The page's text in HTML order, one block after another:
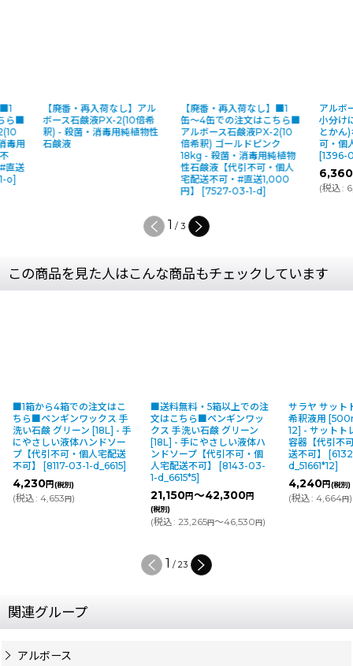
【廃番・再入荷なし】■1
缶〜4缶での注文はこちら■
アルボース石鹸液PX-2(10
倍希釈) 18kg - 殺菌・消毒用
可・個人宅配送不可・#直送
1,000円】
【廃番・再入荷なし】アル
ボース石鹸液PX-2(10倍希
釈) - 殺菌・消毒用純植物性
【廃番・再入
缶〜4缶での
アルボース石
倍希釈) ゴール
18kg - 殺菌・
性石鹸液【代
宅配送不可・
7527-
1 / 3
この商品を見た人はこんな商品もチェックしています
■1箱から4箱での注文はこ
ちら■ペンギンワックス 手
洗い石鹸 グリーン [18L] - 手
にやさしい液体ハンドソー
プ【代引不可・個人宅配送
不可】
[8117-03-1-d_6615]
4,230円(税別)
(税込: 4,653円)
■送料無料・5箱以上での注
文はこちら■ペンギンワッ
クス 手洗い石鹸 グリーン
[18L] - 手にやさしい液体ハ
ンドソープ【代引不可・個
人宅配送不可】
[8143-03-
1-d_6615*5]
21,150円～42,300円
(税別)
(税込: 23,265円～46,530円)
サラヤ サット
希釈液用
12] - サットト
容器【代引不
送不可】
[
d_51661*12]
4,240円(税別)
(税込: 4,664円)
1 / 23
関連グループ
アルボース